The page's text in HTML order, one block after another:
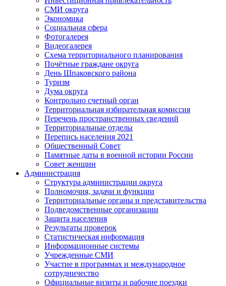
СМИ округа
Экономика
Социальная сфера
Фотогалерея
Видеогалерея
Схема территориального планирования
Почётные граждане округа
День Шпаковского района
Туризм
Дума округа
Контрольно счетный орган
Территориальная избирательная комиссия
Перечень пространственных сведений
Территориальные отделы
Перепись населения 2021
Общественный Совет
Памятные даты в военной истории России
Совет женщин
Администрация
Структура администрации округа
Полномочия, задачи и функции
Территориальные органы и представительства
Подведомственные организации
Защита населения
Результаты проверок
Статистическая информация
Информационные системы
Учрежденные СМИ
Участие в программах и международное
сотрудничество
Официальные визиты и рабочие поездки